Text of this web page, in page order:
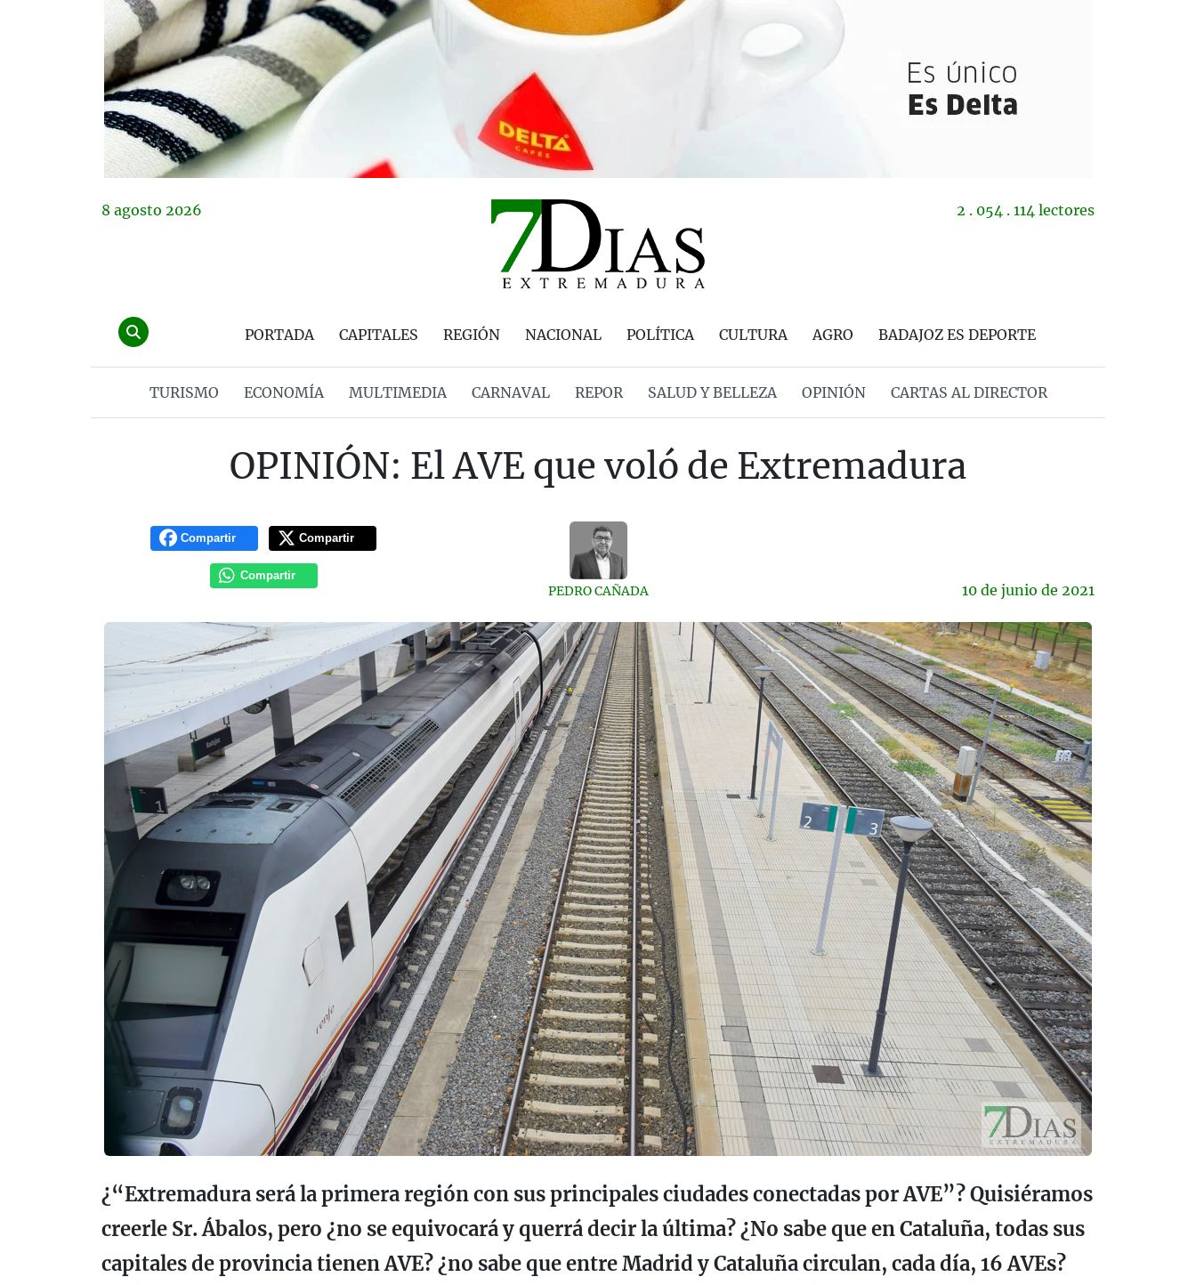
8 agosto 2026 2 . 054 . 114 lectores
PORTADA CAPITALES REGIÓN NACIONAL POLÍTICA CULTURA AGRO BADAJOZ ES DEPORTE
TURISMO ECONOMÍA MULTIMEDIA CARNAVAL REPOR SALUD Y BELLEZA OPINIÓN CARTAS AL DIRECTOR
OPINIÓN: El AVE que voló de Extremadura
Compartir Compartir
Compartir
PEDRO CAÑADA 10 de junio de 2021
¿“Extremadura será la primera región con sus principales ciudades conectadas por AVE”? Quisiéramos
creerle Sr. Ábalos, pero ¿no se equivocará y querrá decir la última? ¿No sabe que en Cataluña, todas sus
capitales de provincia tienen AVE? ¿no sabe que entre Madrid y Cataluña circulan, cada día, 16 AVEs?